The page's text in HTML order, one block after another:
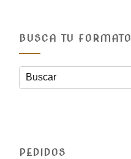
BUSCA TU FORMATO
PEDIDOS